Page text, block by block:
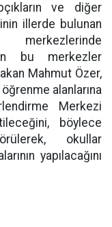
ve diğer
illerde bulunan
bu merkezler
Mahmut Özer,
alanlarına
Merkezi
böylece
okullar
yapılacağını